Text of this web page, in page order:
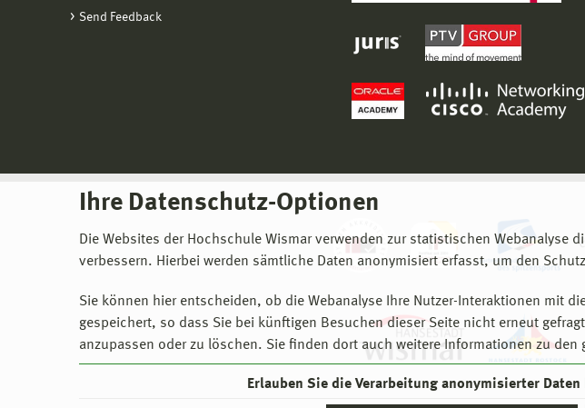
Ihre Datenschutz-Optionen
Die Websites der Hochschule Wismar verwenden zur statistischen Webanalyse
verbessern. Hierbei werden sämtliche Daten anonymisiert erfasst, um den
Sie können hier entscheiden, ob die Webanalyse Ihre Nutzer-Interaktionen mit
gespeichert, so dass Sie bei künftigen Besuchen dieser Seite nicht erneut
anzupassen oder zu löschen. Sie finden dort auch weitere Informationen zu den
Erlauben Sie die Verarbeitung anonymisierter
Send Feedback